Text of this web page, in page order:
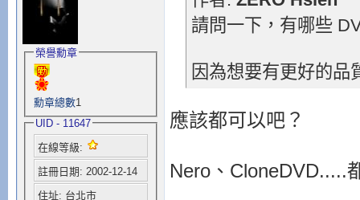
榮譽勳章
勳章總數1
UID - 11647
在線等級:
註冊日期: 2002-12-14
住址: 台北市
請問一下，有哪些
因為想要有更好的品
應該都可以吧？
Nero、CloneDVD.....